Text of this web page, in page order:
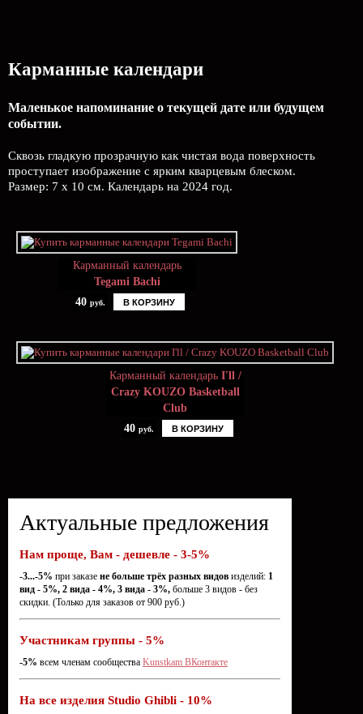
Карманные календари
Маленькое напоминание о текущей дате или будущем
событии.
Сквозь гладкую прозрачную как чистая вода поверхность
проступает изображение с ярким кварцевым блеском.
Размер: 7 х 10 см. Календарь на 2024 год.
Карманный календарь
Tegami Bachi
40 руб. В КОРЗИНУ
Карманный календарь I'll /
Crazy KOUZO Basketball
Club
40 руб. В КОРЗИНУ
Актуальные предложения
Нам проще, Вам - дешевле - 3-5%
-3...-5% при заказе не больше трёх разных видов изделий: 1
вид - 5%, 2 вида - 4%, 3 вида - 3%, больше 3 видов - без
скидки. (Только для заказов от 900 руб.)
Участникам группы - 5%
-5% всем членам сообщества Kunstkam ВКонтакте
На все изделия Studio Ghibli - 10%